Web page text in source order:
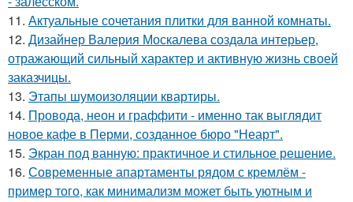
11. Актуальные сочетания плитки для ванной комнаты.
12. Дизайнер Валерия Москалева создала интерьер,
отражающий сильный характер и активную жизнь своей
заказчицы.
13. Этапы шумоизоляции квартиры.
14. Провода, неон и граффити - именно так выглядит
новое кафе в Перми, созданное бюро "Неарт".
15. Экран под ванную: практичное и стильное решение.
16. Современные апартаменты рядом с кремлём -
пример того, как минимализм может быть уютным и